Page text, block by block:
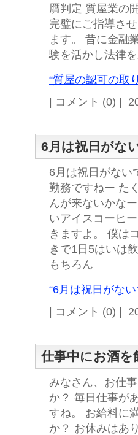
贋判定 質屋業の
完璧にご指導さ
ます。 昔に金融
験を活かし法律
“質屋の認可の取
| コメント (0) |
6月は祝日がな
6月は祝日がない
勤務ですねー た
んが来ないかな
いアイスコーヒ
きますよ。 僕は
きで1日5はいは
もちろん
“6月は祝日がな
| コメント (0) |
仕事中にお酒を
みなさん、お仕
か？ 毎日仕事が
すね。 お給料に
か？ お休みはあ